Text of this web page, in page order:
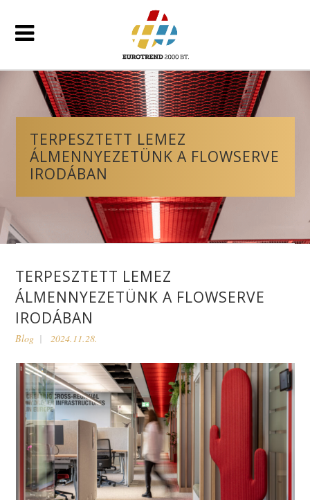
TERPESZTETT LEMEZ
ÁLMENNYEZETÜNK A FLOWSERVE
IRODÁBAN
TERPESZTETT LEMEZ
ÁLMENNYEZETÜNK A FLOWSERVE
IRODÁBAN
Blog 2024.11.28.